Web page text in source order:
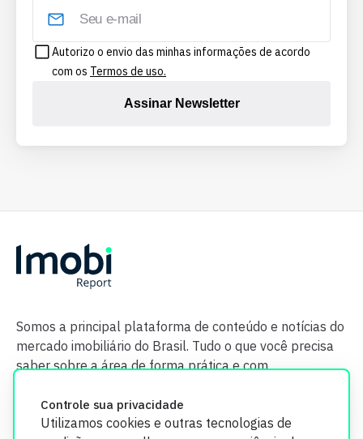
Controle sua privacidade
Utilizamos cookies e outras tecnologias de
Autorizo o envio das minhas informações de acordo
com os Termos de uso.
Assinar Newsletter
Somos a principal plataforma de conteúdo e notícias do
mercado imobiliário do Brasil. Tudo o que você precisa
saber sobre a área de forma prática e com